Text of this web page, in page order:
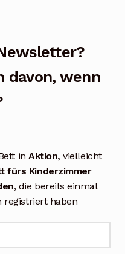
davon, wenn
in Aktion,vielleicht
fürs Kinderzimmer
, die bereits einmal
registriert haben